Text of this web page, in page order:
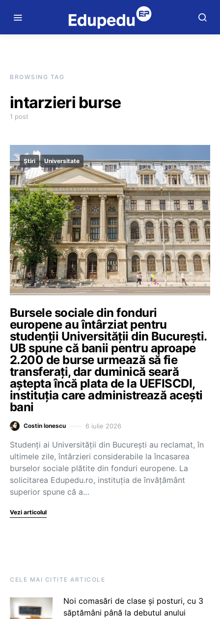
BROWSING TAG
intarzieri burse
1 post
Știri Universitate
Bursele sociale din fonduri
europene au întârziat pentru
studenții Universității din București.
UB spune că banii pentru aproape
2.200 de burse urmează să fie
transferați, dar duminică seară
aștepta încă plata de la UEFISCDI,
instituția care administrează acești
bani
Costin Ionescu 6 iulie 2026
Studenți ai Universității din București au reclamat, în
ultimele zile, întârzieri considerabile la încasarea
burselor sociale plătite din fonduri europene. La
solicitarea Edupedu.ro, instituția de învățământ
superior spune că a…
Vezi articolul
CELE MAI CITITE ARTICOLE
Noi comasări de clase și posturi, cu 3
săptămâni până la debutul anului